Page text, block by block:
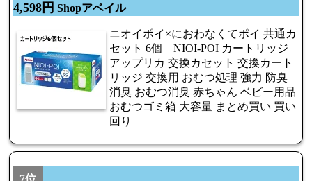
4,598円 Shopアベイル
ニオイポイ×におわなくてポイ 共通カ
セット 6個 NIOI-POI カートリッジ
アップリカ 交換カセット 交換カート
リッジ 交換用 おむつ処理 強力 防臭
消臭 おむつ消臭 赤ちゃん ベビー用品
おむつゴミ箱 大容量 まとめ買い 買い
回り